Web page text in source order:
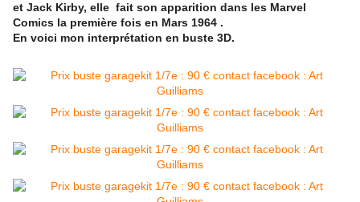
et Jack Kirby, elle fait son apparition dans les Marvel
Comics la première fois en Mars 1964 .
En voici mon interprétation en buste 3D.